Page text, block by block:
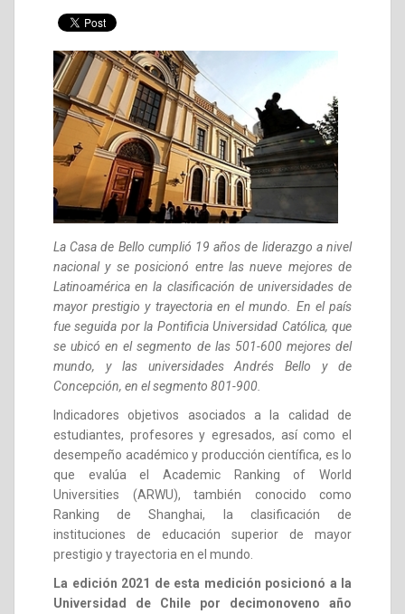
La Casa de Bello cumplió 19 años de liderazgo a nivel
nacional y se posicionó entre las nueve mejores de
Latinoamérica en la clasificación de universidades de
mayor prestigio y trayectoria en el mundo. En el país
fue seguida por la Pontificia Universidad Católica, que
se ubicó en el segmento de las 501-600 mejores del
mundo, y las universidades Andrés Bello y de
Concepción, en el segmento 801-900.
Indicadores objetivos asociados a la calidad de
estudiantes, profesores y egresados, así como el
desempeño académico y producción científica, es lo
que evalúa el Academic Ranking of World
Universities (ARWU), también conocido como
Ranking de Shanghai, la clasificación de
instituciones de educación superior de mayor
prestigio y trayectoria en el mundo.
La edición 2021 de esta medición posicionó a la
Universidad de Chile por decimonoveno año